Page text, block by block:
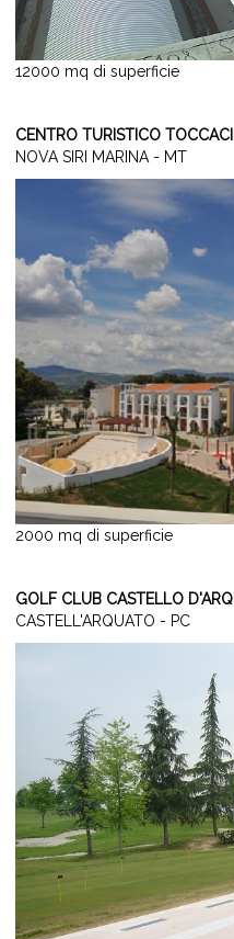
12000 mq di superficie
CENTRO TURISTICO
NOVA SIRI MARINA - MT
2000 mq di superficie
GOLF CLUB CASTELLO
CASTELL'ARQUATO - PC